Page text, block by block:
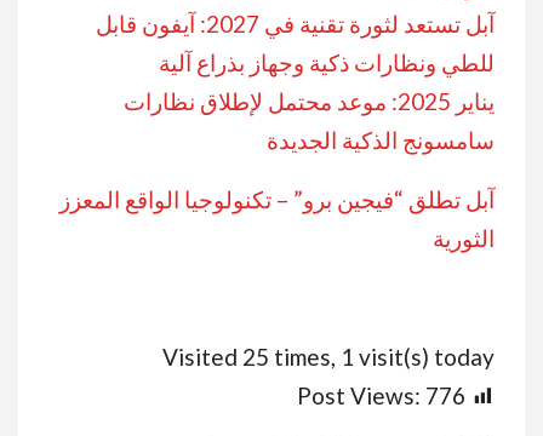
آبل تستعد لثورة تقنية في 2027: آيفون قابل
للطي ونظارات ذكية وجهاز بذراع آلية
يناير 2025: موعد محتمل لإطلاق نظارات
سامسونج الذكية الجديدة
آبل تطلق “فيجين برو” – تكنولوجيا الواقع المعزز
الثورية
Visited 25 times, 1 visit(s) today
Post Views: 776